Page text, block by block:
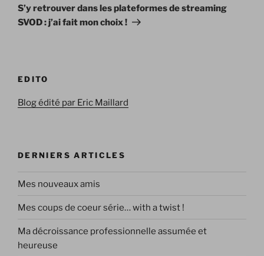
suivant
S’y retrouver dans les plateformes de streaming
SVOD : j’ai fait mon choix !
EDITO
Blog édité par Eric Maillard
DERNIERS ARTICLES
Mes nouveaux amis
Mes coups de coeur série… with a twist !
Ma décroissance professionnelle assumée et
heureuse